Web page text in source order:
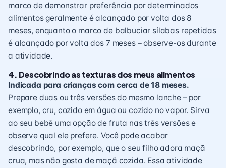
marco de demonstrar preferência por determinados
alimentos geralmente é alcançado por volta dos 8
meses, enquanto o marco de balbuciar sílabas repetidas
é alcançado por volta dos 7 meses – observe-os durante
a atividade.
4. Descobrindo as texturas dos meus alimentos
Indicada para crianças com cerca de 18 meses.
Prepare duas ou três versões do mesmo lanche – por
exemplo, cru, cozido em água ou cozido no vapor. Sirva
ao seu bebê uma opção de fruta nas três versões e
observe qual ele prefere. Você pode acabar
descobrindo, por exemplo, que o seu filho adora maçã
crua, mas não gosta de maçã cozida. Essa atividade